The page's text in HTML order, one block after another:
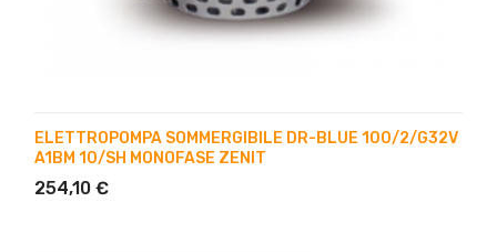
ELETTROPOMPA SOMMERGIBILE DR-BLUE 100/2/G32V
A1BM 10/SH MONOFASE ZENIT
254,10 €